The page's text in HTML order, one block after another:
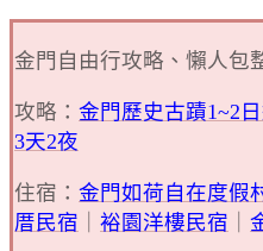
金門自由行攻略、懶人包
攻略： 金門歷史古蹟1~2
3天2夜
住宿： 金門如荷自在度假
厝民宿
裕園洋樓民宿